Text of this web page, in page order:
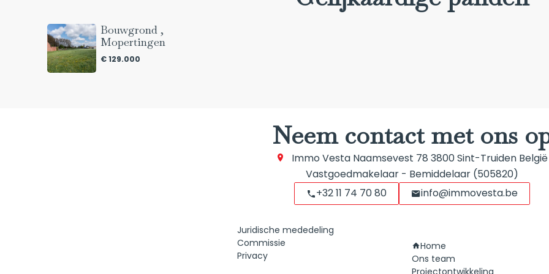
Bouwgrond ,
Mopertingen
€ 129.000
Neem contact met ons
Immo Vesta Naamsevest 78 3800Sint-Truiden België
Vastgoedmakelaar - Bemiddelaar (505820)
+32 11 74 70 80
info@immovesta.be
Juridische mededeling
Commissie
Privacy
Home
Ons team
Projectontwikkeling